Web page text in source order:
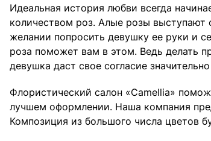
Идеальная история любви всегда
количеством роз. Алые розы выступают
желании попросить девушку ее руки и
роза поможет вам в этом. Ведь делать
девушка даст свое согласие
Флористический салон «Camellia»
лучшем оформлении. Наша компания
Композиция из большого числа цветов